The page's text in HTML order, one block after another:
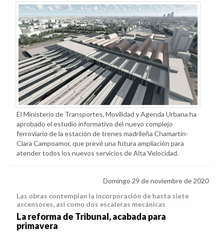
El Ministerio de Transportes, Movilidad y Agenda Urbana ha
aprobado el estudio informativo del nuevo complejo
ferroviario de la estación de trenes madrileña Chamartín-
Clara Campoamor, que prevé una futura ampliación para
atender todos los nuevos servicios de Alta Velocidad.
Domingo 29 de noviembre de 2020
Las obras contemplan la incorporación de hasta siete
ascensores, así como dos escaleras mecánicas
La reforma de Tribunal, acabada para
primavera